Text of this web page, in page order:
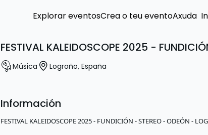
Explorar eventosCrea o teu eventoAxuda
FESTIVAL KALEIDOSCOPE 2025 -
Música Logroño, España
Información
FESTIVAL KALEIDOSCOPE 2025 - FUNDICIÓN - STEREO - ODEÓN -